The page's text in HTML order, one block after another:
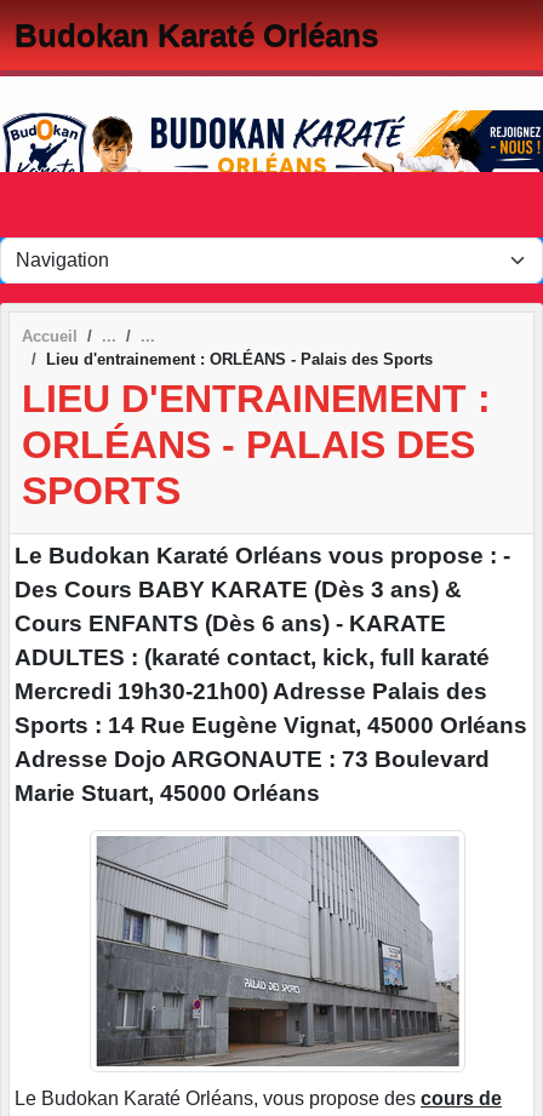
Budokan Karaté Orléans
Accueil
Lieu d'entrainement : ORLÉANS - Palais des Sports
LIEU D'ENTRAINEMENT :
ORLÉANS - PALAIS DES
SPORTS
Le Budokan Karaté Orléans vous propose : -
Des Cours BABY KARATE (Dès 3 ans) &
Cours ENFANTS (Dès 6 ans) - KARATE
ADULTES : (karaté contact, kick, full karaté
Mercredi 19h30-21h00) Adresse Palais des
Sports : 14 Rue Eugène Vignat, 45000 Orléans
Adresse Dojo ARGONAUTE : 73 Boulevard
Marie Stuart, 45000 Orléans
Le Budokan Karaté Orléans, vous propose des cours de